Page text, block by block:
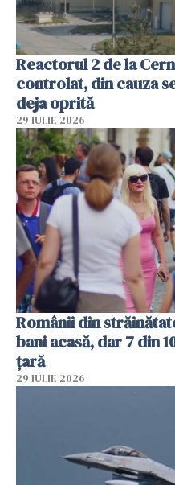
Reactorul 2 de la
controlat, din cauza
deja oprită
29 IULIE 2026
Românii din
bani acasă, dar 7 din
țară
29 IULIE 2026